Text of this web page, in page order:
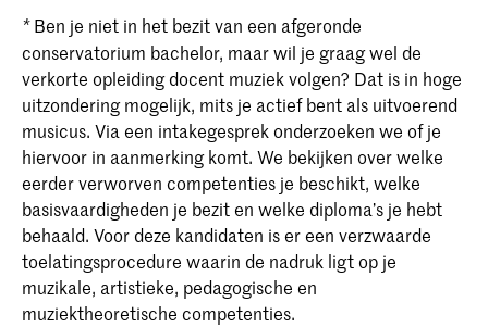
*Ben je niet in het bezit van een afgeronde
conservatorium bachelor, maar wil je graag wel de
verkorte opleiding docent muziek volgen? Dat is in hoge
uitzondering mogelijk, mits je actief bent als uitvoerend
musicus. Via een intakegesprek onderzoeken we of je
hiervoor in aanmerking komt. We bekijken over welke
eerder verworven competenties je beschikt, welke
basisvaardigheden je bezit en welke diploma’s je hebt
behaald. Voor deze kandidaten is er een verzwaarde
toelatingsprocedure waarin de nadruk ligt op je
muzikale, artistieke, pedagogische en
muziektheoretische competenties.